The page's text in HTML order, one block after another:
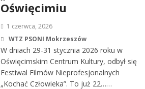
Oświęcimiu
1 czerwca, 2026
WTZ PSONI Mokrzeszów
W dniach 29-31 stycznia 2026 roku w
Oświęcimskim Centrum Kultury, odbył się
Festiwal Filmów Nieprofesjonalnych
„Kochać Człowieka”. To już 22……